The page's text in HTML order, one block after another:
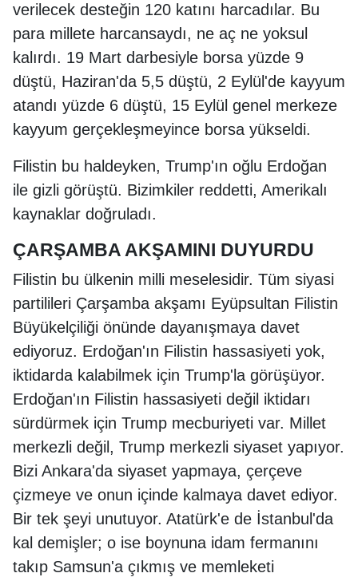
verilecek desteğin 120 katını harcadılar. Bu
para millete harcansaydı, ne aç ne yoksul
kalırdı. 19 Mart darbesiyle borsa yüzde 9
düştü, Haziran'da 5,5 düştü, 2 Eylül'de kayyum
atandı yüzde 6 düştü, 15 Eylül genel merkeze
kayyum gerçekleşmeyince borsa yükseldi.
Filistin bu haldeyken, Trump'ın oğlu Erdoğan
ile gizli görüştü. Bizimkiler reddetti, Amerikalı
kaynaklar doğruladı.
ÇARŞAMBA AKŞAMINI DUYURDU
Filistin bu ülkenin milli meselesidir. Tüm siyasi
partilileri Çarşamba akşamı Eyüpsultan Filistin
Büyükelçiliği önünde dayanışmaya davet
ediyoruz. Erdoğan'ın Filistin hassasiyeti yok,
iktidarda kalabilmek için Trump'la görüşüyor.
Erdoğan'ın Filistin hassasiyeti değil iktidarı
sürdürmek için Trump mecburiyeti var. Millet
merkezli değil, Trump merkezli siyaset yapıyor.
Bizi Ankara'da siyaset yapmaya, çerçeve
çizmeye ve onun içinde kalmaya davet ediyor.
Bir tek şeyi unutuyor. Atatürk'e de İstanbul'da
kal demişler; o ise boynuna idam fermanını
takıp Samsun'a çıkmış ve memleketi